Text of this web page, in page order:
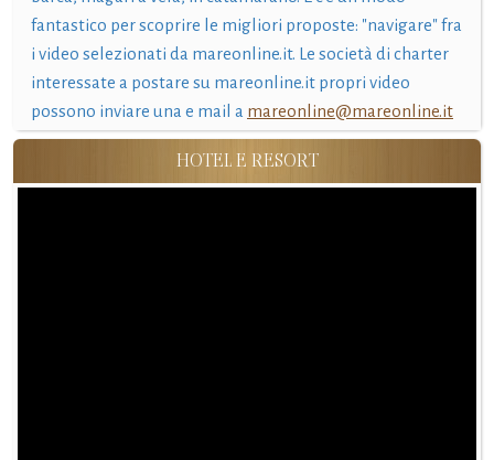
fantastico per scoprire le migliori proposte: "navigare" fra
i video selezionati da mareonline.it. Le società di charter
interessate a postare su mareonline.it propri video
possono inviare una e mail a mareonline@mareonline.it
HOTEL E RESORT